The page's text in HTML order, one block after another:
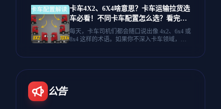
天。🚚 今天，我们将从德国阳光明媚的卡车休
息站出发，前往位于荷兰的公司总部。这是10
0%真实的POV（第一人称视角）体验——没有
AI生成，只有真实的驾驶、真实的风景以及公
路上的宁静氛围。 行程内容： 出发：白天从德
国的“Autohof”（汽车休息站）出发。 专业提
并根据欧盟法规记录我的驾驶时间。 路况解
卡车4X2、6X4啥意思？卡车运输拉货选
车必看！不同卡车配置怎么选？看完不
纠结
每天，卡车司机们都会随口说出像 4x2、6x4 或
8x4 这样的术语。如果你不深入卡车领域，这
油的高速运输车到极致的越野巨兽——让我们
公告